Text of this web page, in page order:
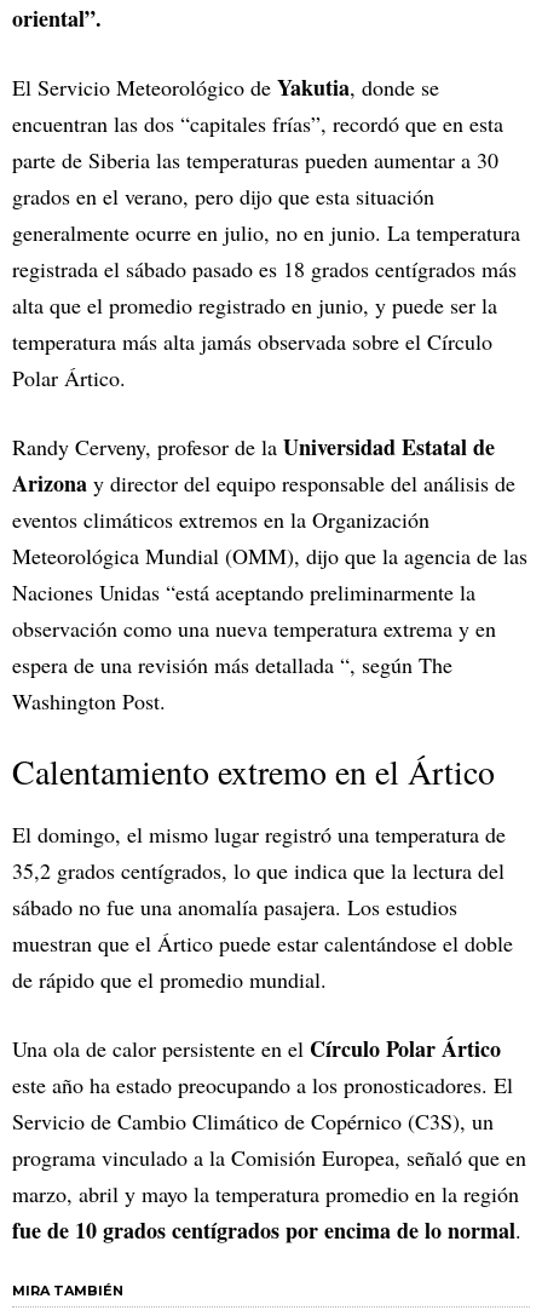
oriental”.
El Servicio Meteorológico de Yakutia, donde se
encuentran las dos “capitales frías”, recordó que en esta
parte de Siberia las temperaturas pueden aumentar a 30
grados en el verano, pero dijo que esta situación
generalmente ocurre en julio, no en junio. La temperatura
registrada el sábado pasado es 18 grados centígrados más
alta que el promedio registrado en junio, y puede ser la
temperatura más alta jamás observada sobre el Círculo
Polar Ártico.
Randy Cerveny, profesor de la Universidad Estatal de
Arizona y director del equipo responsable del análisis de
eventos climáticos extremos en la Organización
Meteorológica Mundial (OMM), dijo que la agencia de las
Naciones Unidas “está aceptando preliminarmente la
observación como una nueva temperatura extrema y en
espera de una revisión más detallada “, según The
Washington Post.
Calentamiento extremo en el Ártico
El domingo, el mismo lugar registró una temperatura de
35,2 grados centígrados, lo que indica que la lectura del
sábado no fue una anomalía pasajera. Los estudios
muestran que el Ártico puede estar calentándose el doble
de rápido que el promedio mundial.
Una ola de calor persistente en el Círculo Polar Ártico
este año ha estado preocupando a los pronosticadores. El
Servicio de Cambio Climático de Copérnico (C3S), un
programa vinculado a la Comisión Europea, señaló que en
marzo, abril y mayo la temperatura promedio en la región
fue de 10 grados centígrados por encima de lo normal.
MIRA TAMBIÉN